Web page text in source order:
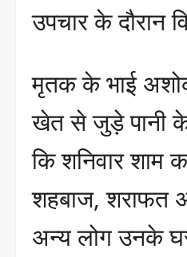
उपचार के दौरान
मृतक के भाई
खेत से जुड़े पानी
कि शनिवार
शहबाज, शराफत
अन्य लोग उनके